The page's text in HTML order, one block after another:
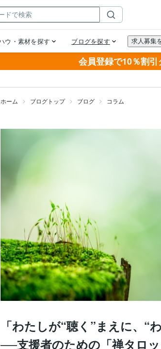
会員登録で10％割引
ホーム ブログトップ ブログ コラム
「わたしが“聴く”まえに、“
──支援者のための「禅タロ